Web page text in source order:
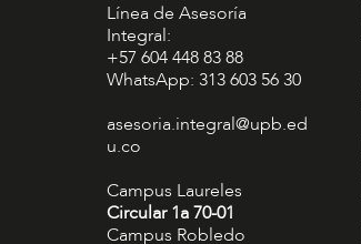
Línea de Asesoría
Integral:
+57 604 448 83 88
WhatsApp: 313 603 56 30
asesoria.integral@upb.ed
u.co
Campus Laureles
Circular 1a 70-01
Campus Robledo